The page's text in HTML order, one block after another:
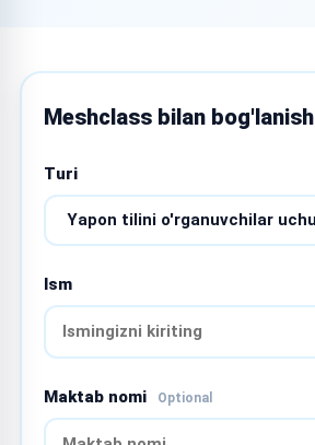
Meshclass bilan bog'lanish
Turi
Ism
Maktab nomi Optional